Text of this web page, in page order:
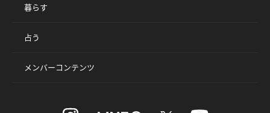
暮らす
占う
メンバーコンテンツ